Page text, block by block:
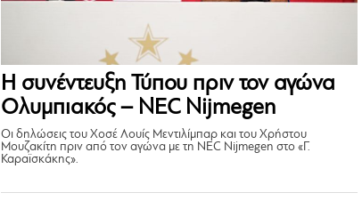
Η συνέντευξη Τύπου πριν τον αγώνα
Ολυμπιακός – NEC Nijmegen
Οι δηλώσεις του Χοσέ Λουίς Μεντιλίμπαρ και του Χρήστου
Μουζακίτη πριν από τον αγώνα με τη NEC Nijmegen στο «Γ.
Καραϊσκάκης».